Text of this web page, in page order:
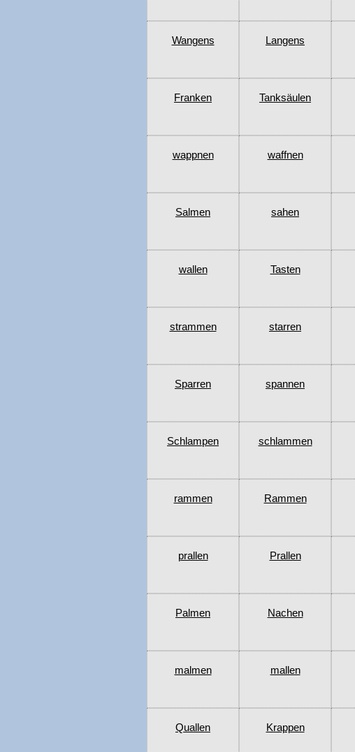
Wangens Langens
Franken Tanksäulen
wappnen waffnen
Salmen sahen
wallen Tasten
strammen starren
Sparren spannen
Schlampen schlammen
rammen Rammen
prallen Prallen
Palmen Nachen
malmen mallen
Quallen Krappen